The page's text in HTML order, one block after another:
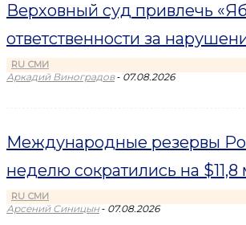
Верховный суд привлечь
ответственности за
RU СМИ
Аркадий Виноградов - 07.08.2026
Международные резервы
неделю сократились на
RU СМИ
Арсений Синицын - 07.08.2026